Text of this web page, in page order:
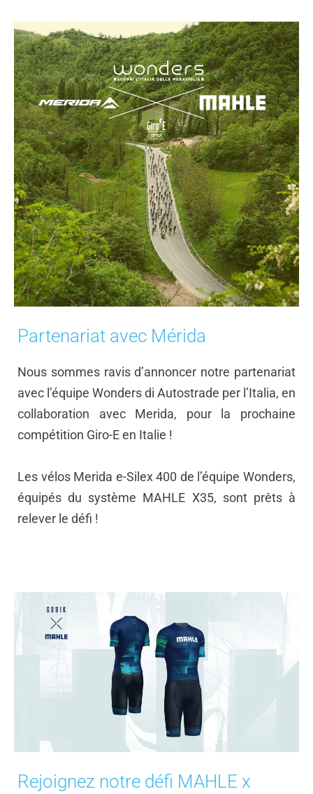
Partenariat avec Mérida
Nous sommes ravis d’annoncer notre partenariat
avec l’équipe Wonders di Autostrade per l’Italia, en
collaboration avec Merida, pour la prochaine
compétition Giro-E en Italie !
Les vélos Merida e-Silex 400 de l’équipe Wonders,
équipés du système MAHLE X35, sont prêts à
relever le défi !
Rejoignez notre défi MAHLE x